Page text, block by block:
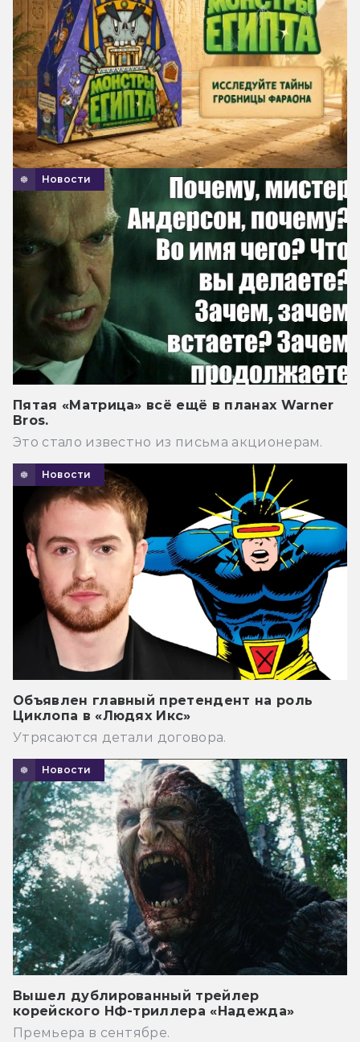
Новости
Пятая «Матрица» всё ещё в планах Warner
Bros.
Это стало известно из письма акционерам.
Новости
Объявлен главный претендент на роль
Циклопа в «Людях Икс»
Утрясаются детали договора.
Новости
Вышел дублированный трейлер
корейского НФ-триллера «Надежда»
Премьера в сентябре.